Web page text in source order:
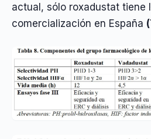
actual, sólo roxadustat tiene
comercialización en España